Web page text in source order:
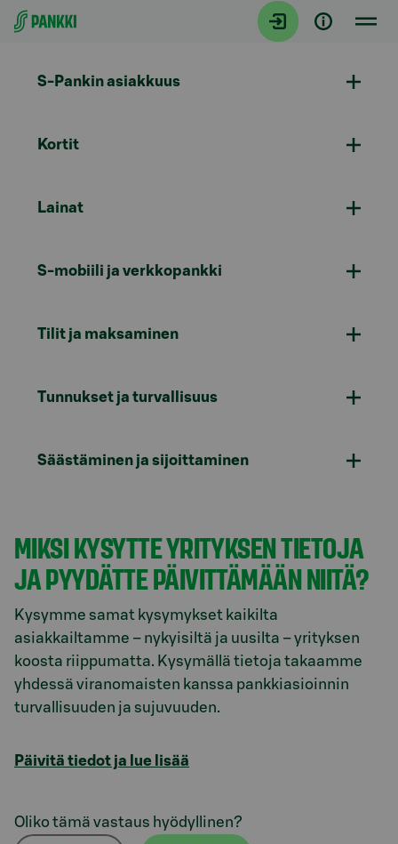
Siirry suoraan sisältöön
S-Pankin asiakkuus
Kortit
Lainat
S-mobiili ja verkkopankki
Tilit ja maksaminen
Tunnukset ja turvallisuus
Säästäminen ja sijoittaminen
MIKSI KYSYTTE YRITYKSEN TIETOJA
JA PYYDÄTTE PÄIVITTÄMÄÄN NIITÄ?
Kysymme samat kysymykset kaikilta
asiakkailtamme – nykyisiltä ja uusilta – yrityksen
koosta riippumatta. Kysymällä tietoja takaamme
yhdessä viranomaisten kanssa pankkiasioinnin
turvallisuuden ja sujuvuuden.
Päivitä tiedot ja lue lisää
Oliko tämä vastaus hyödyllinen?